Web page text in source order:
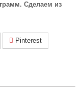
Сделаем из
Pinterest